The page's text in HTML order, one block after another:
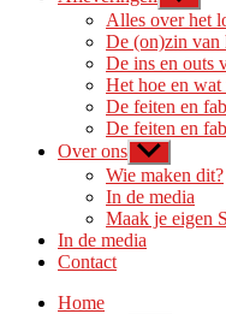
Alles over het
De (on)zin van
De ins en outs
Het hoe en
De feiten en
De feiten en
Over ons Toon
submenu
Wie maken dit?
In de media
Maak je eigen
In de media
Contact
Home